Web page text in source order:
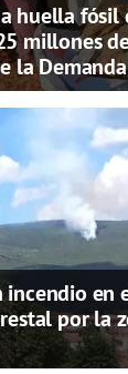
huella
millones
la Demanda
en
por la